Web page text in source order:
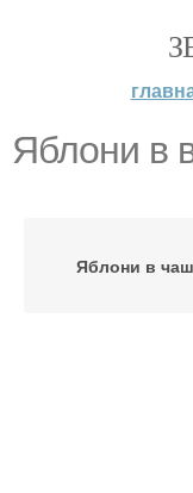
Яблони в
Яблони в